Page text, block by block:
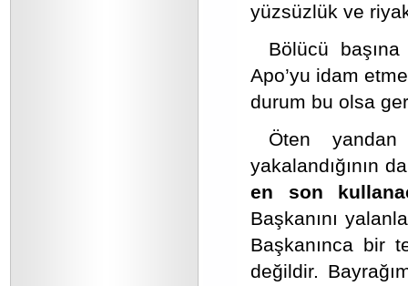
yüzsüzlük ve
Bölücü
Apo’yu idam
durum bu olsa
Öten yandan
yakalandığının
en son
Başkanını
Başkanınca bir
değildir.